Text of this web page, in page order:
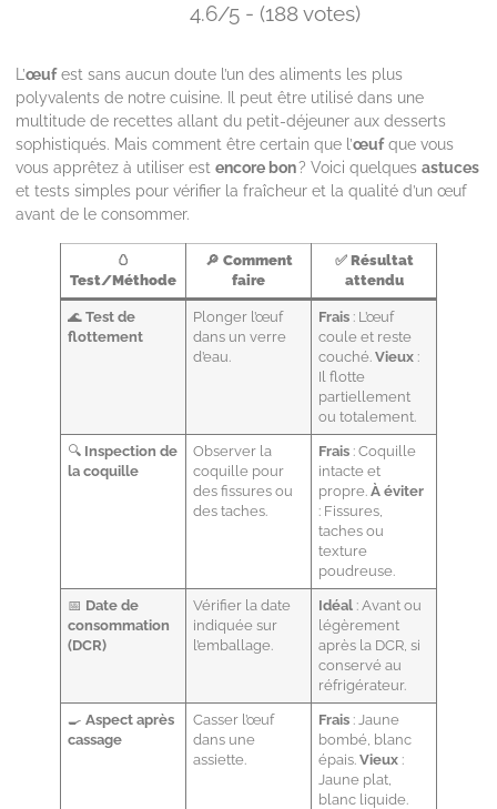
4.6/5 - (188 votes)
L’œufest sans aucun doute l’un des aliments les plus
polyvalents de notre cuisine. Il peut être utilisé dans une
multitude de recettes allant du petit-déjeuner aux desserts
sophistiqués. Mais comment être certain que l’œufque vous
vous apprêtez à utiliser est encore bon? Voici quelques astuces
et tests simples pour vérifier la fraîcheur et la qualité d’un œuf
avant de le consommer.
🥚
Test/Méthode
🔎 Comment
faire
✅ Résultat
attendu
🌊Test de
flottement
Plonger l’œuf
dans un verre
d’eau.
Frais : L’œuf
coule et reste
couché.Vieux :
Il flotte
partiellement
ou totalement.
🔍 Inspection de
la coquille
Observer la
coquille pour
des fissures ou
des taches.
Frais : Coquille
intacte et
propre.À éviter
: Fissures,
taches ou
texture
poudreuse.
📅 Date de
consommation
(DCR)
Vérifier la date
indiquée sur
l’emballage.
Idéal : Avant ou
légèrement
après la DCR, si
conservé au
réfrigérateur.
🍳Aspect après
cassage
Casser l’œuf
dans une
assiette.
Frais : Jaune
bombé, blanc
épais.Vieux :
Jaune plat,
blanc liquide.